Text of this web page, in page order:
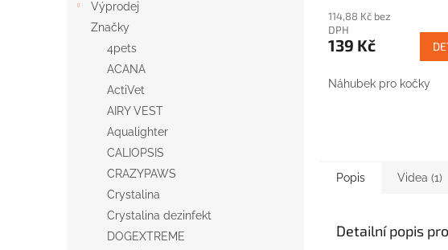
Výprodej
Značky
4pets
ACANA
ActiVet
AIRY VEST
Aqualighter
CALIOPSIS
CRAZYPAWS
Crystalina
Crystalina dezinfekt
DOGEXTREME
114,88 Kč bez
DPH
139 Kč
Náhubek pro kočky
Popis Videa (1)
Detailní popis